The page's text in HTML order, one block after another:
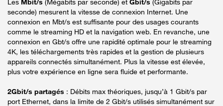
seconde) mesurent la vitesse de connexion Internet. Une
connexion en Mbt/s est suffisante pour des usages courants
comme le streaming HD et la navigation web. En revanche, une
connexion en Gbt/s offre une rapidité optimale pour le streaming
4K, les téléchargements très rapides et la gestion de plusieurs
appareils connectés simultanément. Plus la vitesse est élevée,
plus votre expérience en ligne sera fluide et performante.
2Gbit/s partagés : Débits max théoriques, jusqu’à 1 Gbit/s par
port Ethernet, dans la limite de 2 Gbit/s utilisés simultanément sur